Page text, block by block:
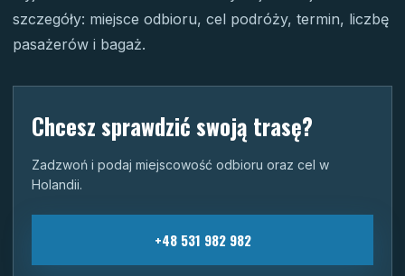
szczegóły: miejsce odbioru, cel podróży, termin, liczbę
pasażerów i bagaż.
Chcesz sprawdzić swoją trasę?
Zadzwoń i podaj miejscowość odbioru oraz cel w
Holandii.
+48 531 982 982